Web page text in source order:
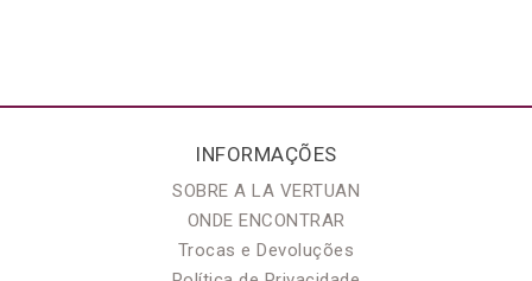
INFORMAÇÕES
SOBRE A LA VERTUAN
ONDE ENCONTRAR
Trocas e Devoluções